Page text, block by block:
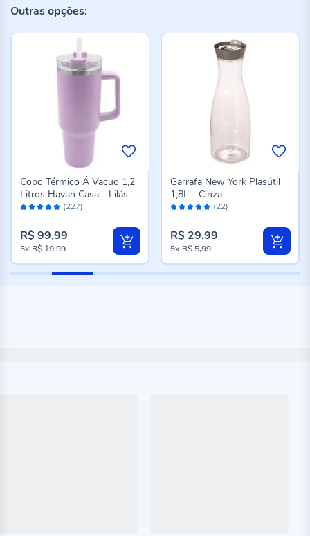
Outras opções:
Avaliação: (227)
Copo Térmico Á Vacuo 1,2
Litros Havan Casa - Lilás
R$ 99,99
5x R$ 19,99
Avaliação: (22)
Garrafa New York Plasútil
1,8L - Cinza
R$ 29,99
5x R$ 5,99